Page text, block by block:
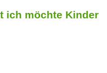
ich möchte Kinder